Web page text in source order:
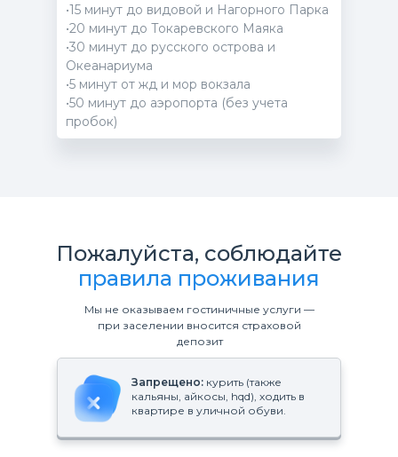
•15 минут до видовой и Нагорного Парка
•20 минут до Токаревского Маяка
•30 минут до русского острова и
Океанариума
•5 минут от жд и мор вокзала
•50 минут до аэропорта (без учета
пробок)
Пожалуйста, соблюдайте
правила проживания
Мы не оказываем гостиничные услуги —
при заселении вносится страховой
депозит
Запрещено: курить (также
кальяны, айкосы, hqd), ходить в
квартире в уличной обуви.